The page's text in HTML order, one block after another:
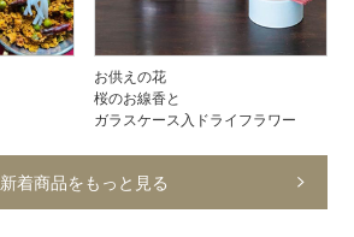
お供えの花
桜のお線香と
ガラスケース入ドライフラワー
新着商品をもっと見る